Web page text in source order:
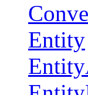
Entity